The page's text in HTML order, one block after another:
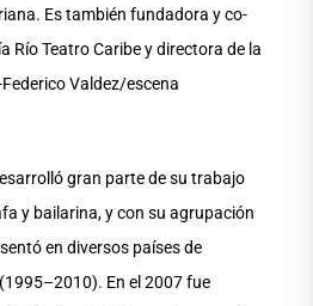
Es también fundadora y co-
Río Teatro Caribey directora de la
Valdez/escena
gran parte de su trabajo
y bailarina, y con su agrupación
en diversos países de
En el 2007 fue